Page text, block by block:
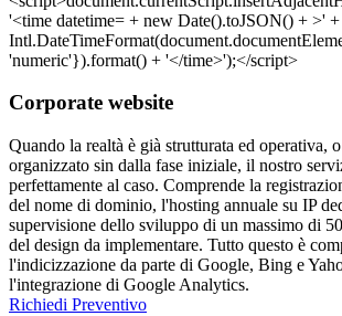
Corporate website
Quando la realtà è già strutturata ed operativa,
organizzato sin dalla fase iniziale, il nostro
perfettamente al caso. Comprende la
del nome di dominio, l'hosting annuale su IP
supervisione dello sviluppo di un massimo di
del design da implementare. Tutto questo è
l'indicizzazione da parte di Google, Bing e
l'integrazione di Google Analytics.
Richiedi Preventivo